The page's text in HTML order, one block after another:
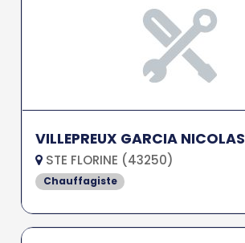
VILLEPREUX GARCIA NICOLAS
STE FLORINE (43250)
Chauffagiste